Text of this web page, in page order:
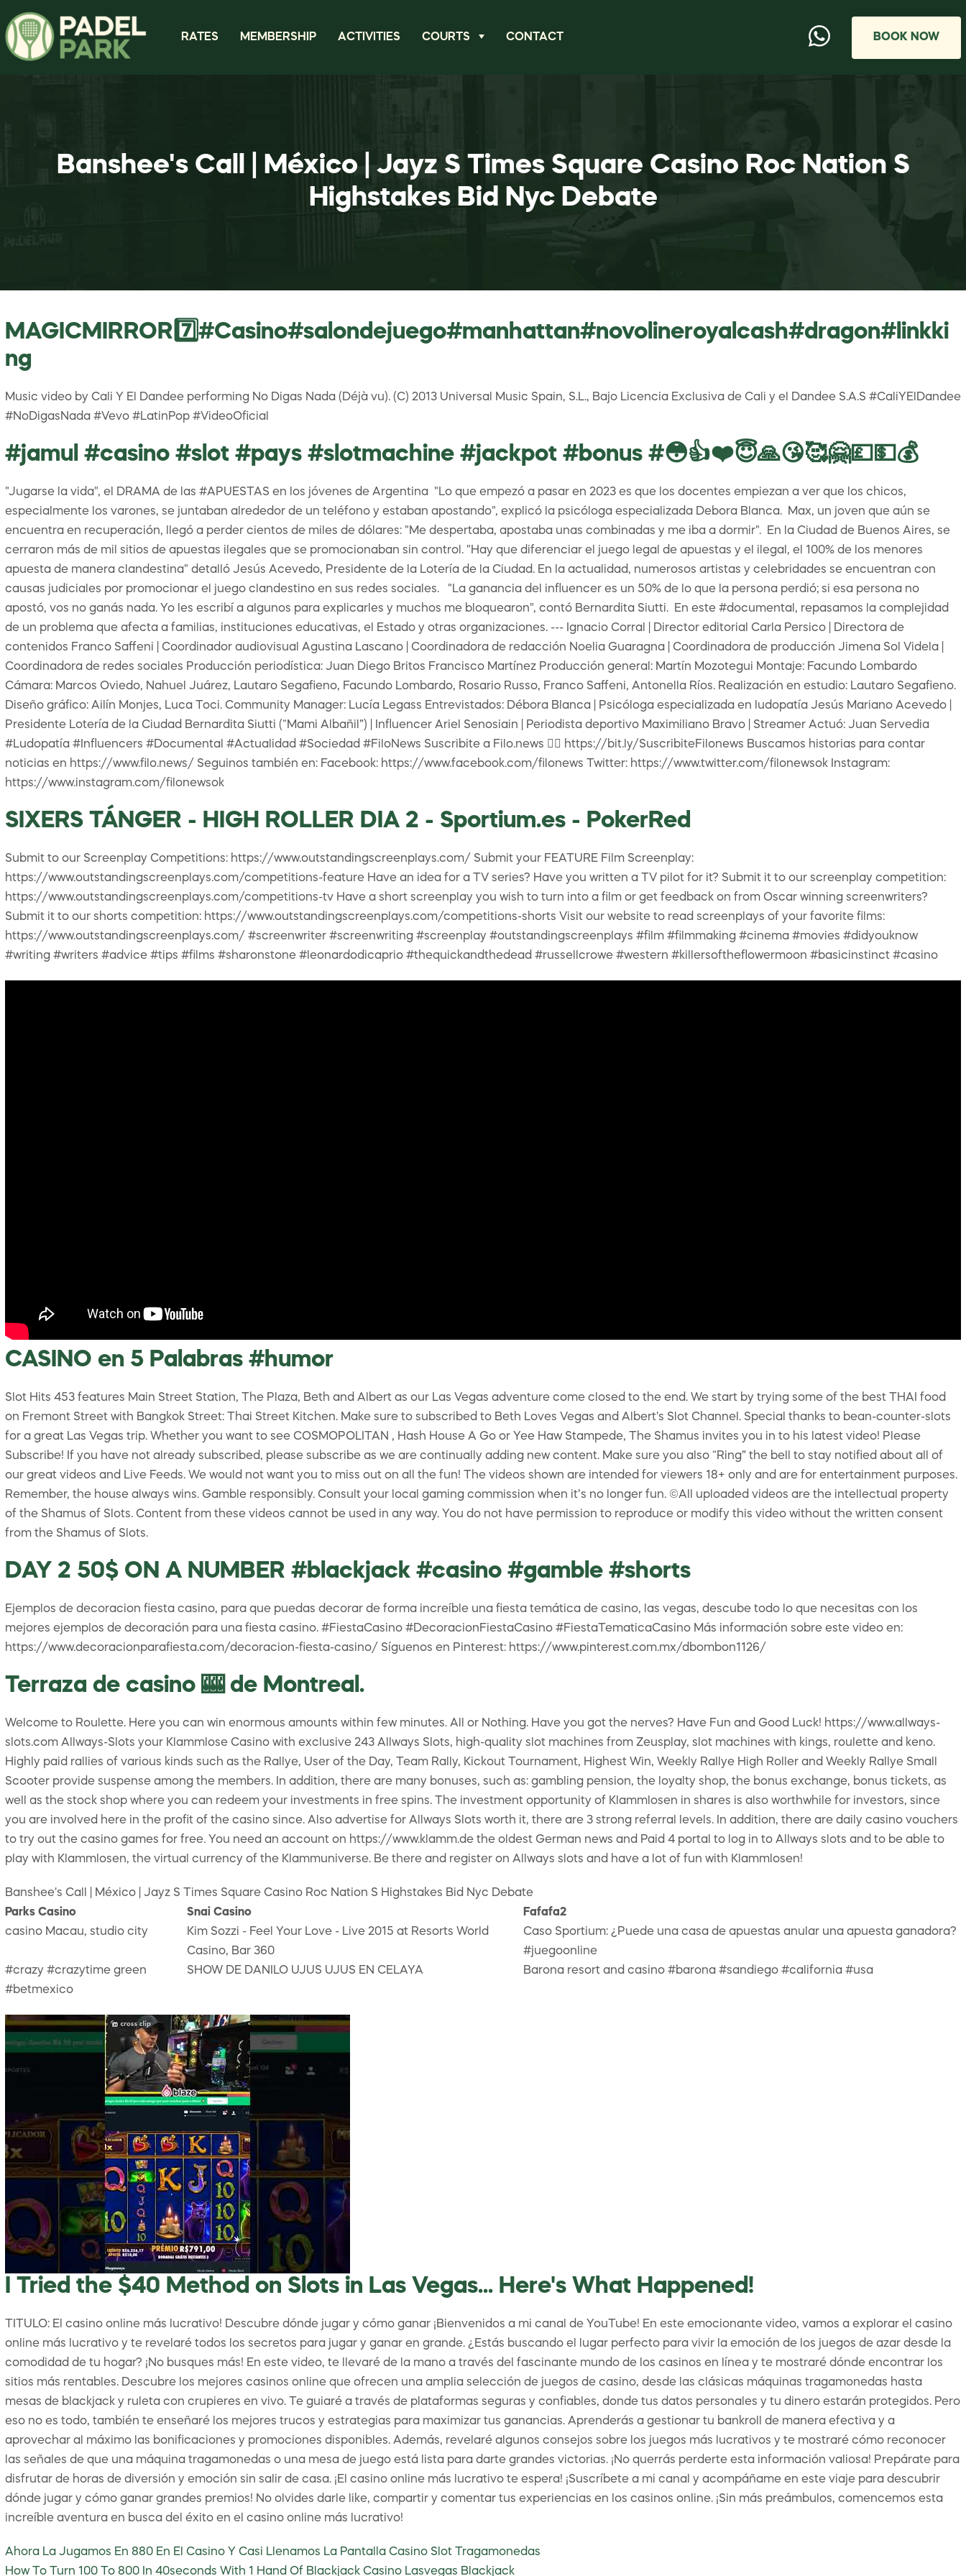
RATES MEMBERSHIP ACTIVITIES COURTS CONTACT BOOK NOW
Banshee's Call | México | Jayz S Times Square Casino Roc Nation S
Highstakes Bid Nyc Debate
MAGICMIRROR7️⃣#Casino#salondejuego#manhattan#novolineroyalcash#dragon#linkki
ng
Music video by Cali Y El Dandee performing No Digas Nada (Déjà vu). (C) 2013 Universal Music Spain, S.L., Bajo Licencia Exclusiva de Cali y el Dandee S.A.S #CaliYElDandee
#NoDigasNada #Vevo #LatinPop #VideoOficial
#jamul #casino #slot #pays #slotmachine #jackpot #bonus #😳👍❤️😇🙏😘🥰🤗💷💵💰
"Jugarse la vida", el DRAMA de las #APUESTAS en los jóvenes de Argentina⁣ ⁣ "Lo que empezó a pasar en 2023 es que los docentes empiezan a ver que los chicos,
especialmente los varones, se juntaban alrededor de un teléfono y estaban apostando", explicó la psicóloga especializada Debora Blanca. ⁣ Max, un joven que aún se
encuentra en recuperación, llegó a perder cientos de miles de dólares: "Me despertaba, apostaba unas combinadas y me iba a dormir".⁣ ⁣ En la Ciudad de Buenos Aires, se
cerraron más de mil sitios de apuestas ilegales que se promocionaban sin control. "Hay que diferenciar el juego legal de apuestas y el ilegal, el 100% de los menores
apuesta de manera clandestina" detalló Jesús Acevedo, Presidente de la Lotería de la Ciudad. En la actualidad, numerosos artistas y celebridades se encuentran con
causas judiciales por promocionar el juego clandestino en sus redes sociales. ⁣ ⁣ "La ganancia del influencer es un 50% de lo que la persona perdió; si esa persona no
apostó, vos no ganás nada. Yo les escribí a algunos para explicarles y muchos me bloquearon", contó Bernardita Siutti. ⁣ En este #documental, repasamos la complejidad
de un problema que afecta a familias, instituciones educativas, el Estado y otras organizaciones. --- Ignacio Corral | Director editorial Carla Persico | Directora de
contenidos Franco Saffeni | Coordinador audiovisual Agustina Lascano | Coordinadora de redacción Noelia Guaragna | Coordinadora de producción Jimena Sol Videla |
Coordinadora de redes sociales Producción periodística: Juan Diego Britos Francisco Martínez Producción general: Martín Mozotegui Montaje: Facundo Lombardo
Cámara: Marcos Oviedo, Nahuel Juárez, Lautaro Segafieno, Facundo Lombardo, Rosario Russo, Franco Saffeni, Antonella Ríos. Realización en estudio: Lautaro Segafieno.
Diseño gráfico: Ailín Monjes, Luca Toci. Community Manager: Lucía Legass Entrevistados: Débora Blanca | Psicóloga especializada en ludopatía Jesús Mariano Acevedo |
Presidente Lotería de la Ciudad Bernardita Siutti (“Mami Albañil”) | Influencer Ariel Senosiain | Periodista deportivo Maximiliano Bravo | Streamer Actuó: Juan Servedia
#Ludopatía #Influencers #Documental #Actualidad #Sociedad #FiloNews Suscribite a Filo.news 👉🏼 https://bit.ly/SuscribiteFilonews Buscamos historias para contar
noticias en https://www.filo.news/ Seguinos también en: Facebook: https://www.facebook.com/filonews Twitter: https://www.twitter.com/filonewsok Instagram:
https://www.instagram.com/filonewsok
SIXERS TÁNGER - HIGH ROLLER DIA 2 - Sportium.es - PokerRed
Submit to our Screenplay Competitions: https://www.outstandingscreenplays.com/ Submit your FEATURE Film Screenplay:
https://www.outstandingscreenplays.com/competitions-feature Have an idea for a TV series? Have you written a TV pilot for it? Submit it to our screenplay competition:
https://www.outstandingscreenplays.com/competitions-tv Have a short screenplay you wish to turn into a film or get feedback on from Oscar winning screenwriters?
Submit it to our shorts competition: https://www.outstandingscreenplays.com/competitions-shorts Visit our website to read screenplays of your favorite films:
https://www.outstandingscreenplays.com/ #screenwriter #screenwriting #screenplay #outstandingscreenplays #film #filmmaking #cinema #movies #didyouknow
#writing #writers #advice #tips #films #sharonstone #leonardodicaprio #thequickandthedead #russellcrowe #western #killersoftheflowermoon #basicinstinct #casino
CASINO en 5 Palabras #humor
Slot Hits 453 features Main Street Station, The Plaza, Beth and Albert as our Las Vegas adventure come closed to the end. We start by trying some of the best THAI food
on Fremont Street with Bangkok Street: Thai Street Kitchen. Make sure to subscribed to Beth Loves Vegas and Albert's Slot Channel. Special thanks to bean-counter-slots
for a great Las Vegas trip. Whether you want to see COSMOPOLITAN , Hash House A Go or Yee Haw Stampede, The Shamus invites you in to his latest video! Please
Subscribe! If you have not already subscribed, please subscribe as we are continually adding new content. Make sure you also “Ring” the bell to stay notified about all of
our great videos and Live Feeds. We would not want you to miss out on all the fun! The videos shown are intended for viewers 18+ only and are for entertainment purposes.
Remember, the house always wins. Gamble responsibly. Consult your local gaming commission when it’s no longer fun. ©All uploaded videos are the intellectual property
of the Shamus of Slots. Content from these videos cannot be used in any way. You do not have permission to reproduce or modify this video without the written consent
from the Shamus of Slots.
DAY 2 50$ ON A NUMBER #blackjack #casino #gamble #shorts
Ejemplos de decoracion fiesta casino, para que puedas decorar de forma increíble una fiesta temática de casino, las vegas, descube todo lo que necesitas con los
mejores ejemplos de decoración para una fiesta casino. #FiestaCasino #DecoracionFiestaCasino #FiestaTematicaCasino Más información sobre este video en:
https://www.decoracionparafiesta.com/decoracion-fiesta-casino/ Síguenos en Pinterest: https://www.pinterest.com.mx/dbombon1126/
Terraza de casino 🎰 de Montreal.
Welcome to Roulette. Here you can win enormous amounts within few minutes. All or Nothing. Have you got the nerves? Have Fun and Good Luck! https://www.allways-
slots.com Allways-Slots your Klammlose Casino with exclusive 243 Allways Slots, high-quality slot machines from Zeusplay, slot machines with kings, roulette and keno.
Highly paid rallies of various kinds such as the Rallye, User of the Day, Team Rally, Kickout Tournament, Highest Win, Weekly Rallye High Roller and Weekly Rallye Small
Scooter provide suspense among the members. In addition, there are many bonuses, such as: gambling pension, the loyalty shop, the bonus exchange, bonus tickets, as
well as the stock shop where you can redeem your investments in free spins. The investment opportunity of Klammlosen in shares is also worthwhile for investors, since
you are involved here in the profit of the casino since. Also advertise for Allways Slots worth it, there are 3 strong referral levels. In addition, there are daily casino vouchers
to try out the casino games for free. You need an account on https://www.klamm.de the oldest German news and Paid 4 portal to log in to Allways slots and to be able to
play with Klammlosen, the virtual currency of the Klammuniverse. Be there and register on Allways slots and have a lot of fun with Klammlosen!
Banshee's Call | México | Jayz S Times Square Casino Roc Nation S Highstakes Bid Nyc Debate
Parks Casino
Snai Casino
Fafafa2
casino Macau, studio city
Kim Sozzi - Feel Your Love - Live 2015 at Resorts World
Casino, Bar 360
Caso Sportium: ¿Puede una casa de apuestas anular una apuesta ganadora?
#juegoonline
#crazy #crazytime green
#betmexico
SHOW DE DANILO UJUS UJUS EN CELAYA Barona resort and casino #barona #sandiego #california #usa
I Tried the $40 Method on Slots in Las Vegas... Here's What Happened!
TITULO: El casino online más lucrativo! Descubre dónde jugar y cómo ganar ¡Bienvenidos a mi canal de YouTube! En este emocionante video, vamos a explorar el casino
online más lucrativo y te revelaré todos los secretos para jugar y ganar en grande. ¿Estás buscando el lugar perfecto para vivir la emoción de los juegos de azar desde la
comodidad de tu hogar? ¡No busques más! En este video, te llevaré de la mano a través del fascinante mundo de los casinos en línea y te mostraré dónde encontrar los
sitios más rentables. Descubre los mejores casinos online que ofrecen una amplia selección de juegos de casino, desde las clásicas máquinas tragamonedas hasta
mesas de blackjack y ruleta con crupieres en vivo. Te guiaré a través de plataformas seguras y confiables, donde tus datos personales y tu dinero estarán protegidos. Pero
eso no es todo, también te enseñaré los mejores trucos y estrategias para maximizar tus ganancias. Aprenderás a gestionar tu bankroll de manera efectiva y a
aprovechar al máximo las bonificaciones y promociones disponibles. Además, revelaré algunos consejos sobre los juegos más lucrativos y te mostraré cómo reconocer
las señales de que una máquina tragamonedas o una mesa de juego está lista para darte grandes victorias. ¡No querrás perderte esta información valiosa! Prepárate para
disfrutar de horas de diversión y emoción sin salir de casa. ¡El casino online más lucrativo te espera! ¡Suscríbete a mi canal y acompáñame en este viaje para descubrir
dónde jugar y cómo ganar grandes premios! No olvides darle like, compartir y comentar tus experiencias en los casinos online. ¡Sin más preámbulos, comencemos esta
increíble aventura en busca del éxito en el casino online más lucrativo!
Ahora La Jugamos En 880 En El Casino Y Casi Llenamos La Pantalla Casino Slot Tragamonedas
How To Turn 100 To 800 In 40seconds With 1 Hand Of Blackjack Casino Lasvegas Blackjack